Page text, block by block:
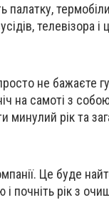
палатку,
телевізора і
не бажаєте
на самоті з
минулий рік та
Це буде
почніть рік з